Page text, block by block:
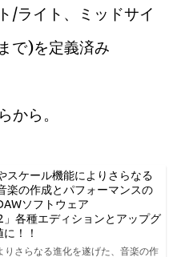
/ライト、ミッドサイ
で)を定義済み
から。
スケール機能によりさらなる
楽の作成とパフォーマンスの
ソフトウェア
各種エディションとアップグ
！！
さらなる進化を遂げた、音楽の作